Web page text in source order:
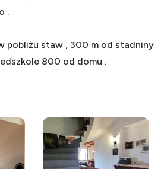
.
pobliżu staw , 300 m od stadniny
800 od domu .